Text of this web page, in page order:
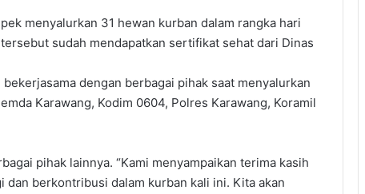
menyalurkan 31 hewan kurban dalam rangka hari
sudah mendapatkan sertifikat sehat dari Dinas
dengan berbagai pihak saat menyalurkan
Karawang, Kodim 0604, Polres Karawang, Koramil
pihak lainnya. “Kami menyampaikan terima kasih
dan berkontribusi dalam kurban kali ini. Kita akan